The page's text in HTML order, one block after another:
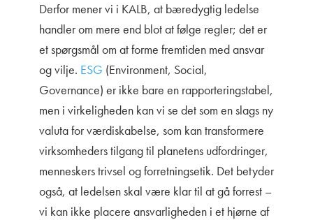
Derfor mener vi i KALB, at bæredygtig ledelse
handler om mere end blot at følge regler; det er
et spørgsmål om at forme fremtiden med ansvar
og vilje. ESG (Environment, Social,
Governance) er ikke bare en rapporteringstabel,
men i virkeligheden kan vi se det som en slags ny
valuta for værdiskabelse, som kan transformere
virksomheders tilgang til planetens udfordringer,
menneskers trivsel og forretningsetik. Det betyder
også, at ledelsen skal være klar til at gå forrest –
vi kan ikke placere ansvarligheden i et hjørne af